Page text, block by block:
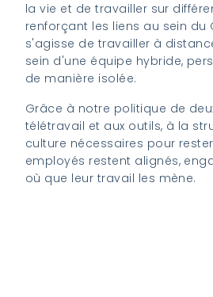
la vie et de travailler sur
renforçant les liens au sein du
s'agisse de travailler à
sein d'une équipe hybride,
de manière isolée.
Grâce à notre politique de
télétravail et aux outils, à la
culture nécessaires pour
employés restent alignés,
où que leur travail les mène.